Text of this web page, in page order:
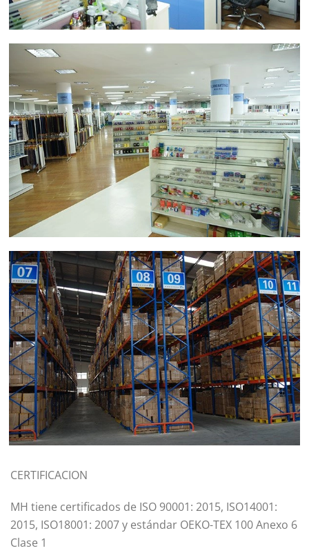
CERTIFICACION
MH tiene certificados de ISO 90001: 2015, ISO14001:
2015, ISO18001: 2007 y estándar OEKO-TEX 100 Anexo 6
Clase 1